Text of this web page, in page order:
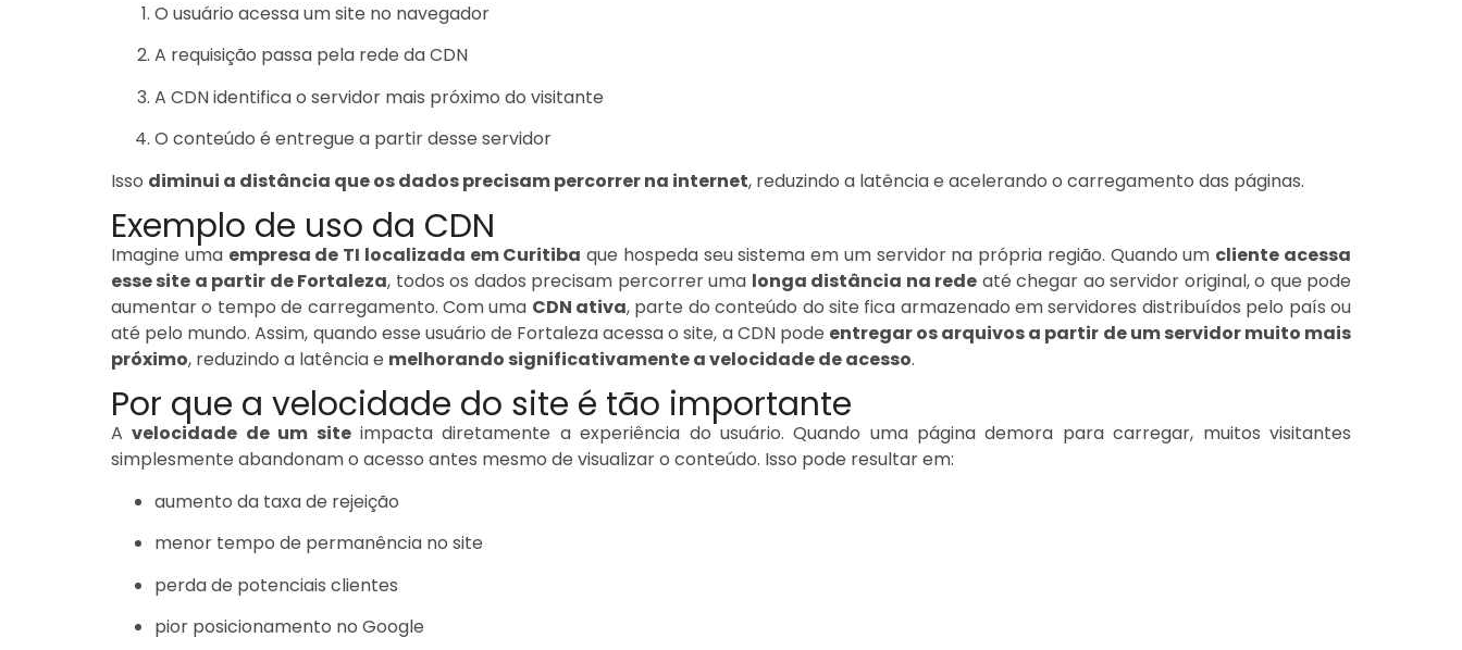
O usuário acessa um site no navegador
A requisição passa pela rede da CDN
A CDN identifica o servidor mais próximo do visitante
O conteúdo é entregue a partir desse servidor
Isso diminui a distância que os dados precisam percorrer na internet, reduzindo a latência e acelerando o carregamento das páginas.
Exemplo de uso da CDN
Imagine uma empresa de TI localizada em Curitiba que hospeda seu sistema em um servidor na própria região. Quando um cliente acessa
esse site a partir de Fortaleza, todos os dados precisam percorrer uma longa distância na rede até chegar ao servidor original, o que pode
aumentar o tempo de carregamento. Com uma CDN ativa, parte do conteúdo do site fica armazenado em servidores distribuídos pelo país ou
até pelo mundo. Assim, quando esse usuário de Fortaleza acessa o site, a CDN pode entregar os arquivos a partir de um servidor muito mais
próximo, reduzindo a latência e melhorando significativamente a velocidade de acesso.
Por que a velocidade do site é tão importante
Avelocidade de um siteimpacta diretamente a experiência do usuário. Quando uma página demora para carregar, muitos visitantes
simplesmente abandonam o acesso antes mesmo de visualizar o conteúdo. Isso pode resultar em:
aumento da taxa de rejeição
menor tempo de permanência no site
perda de potenciais clientes
pior posicionamento no Google